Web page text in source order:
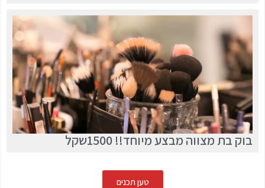
בוק בת מצווה מבצע מיוחד!! 1500שקל
טען תכנים